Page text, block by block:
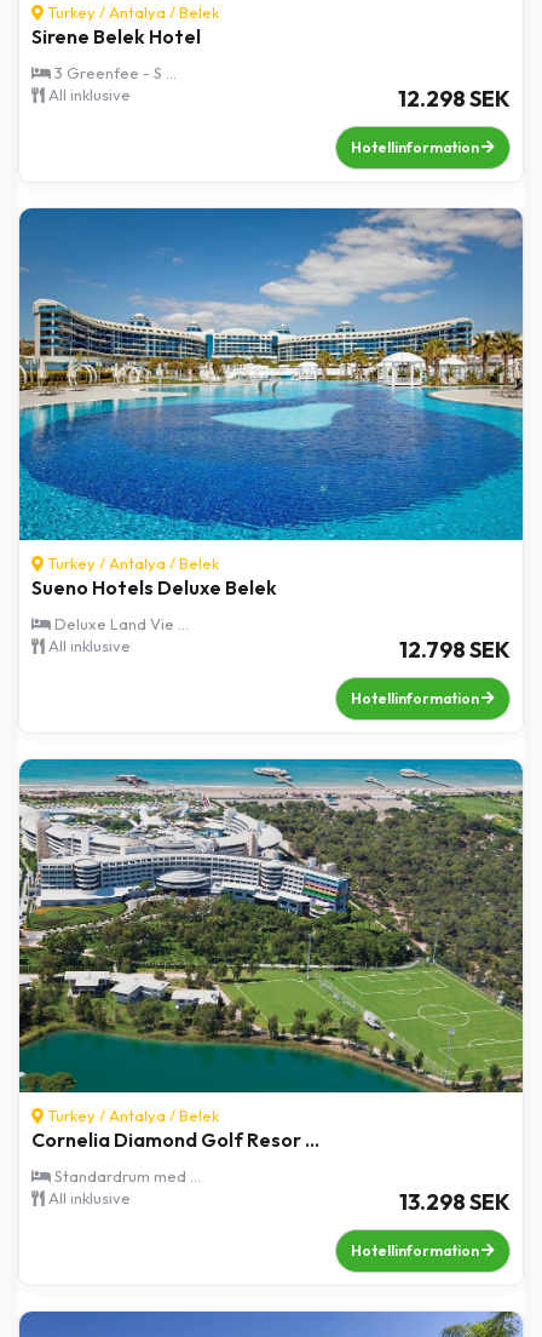
Turkey /Antalya /Belek
Sirene Belek Hotel
3 Greenfee - S ...
All inklusive
12.298 SEK
Hotellinformation
Turkey /Antalya /Belek
Sueno Hotels Deluxe Belek
Deluxe Land Vie ...
All inklusive
12.798 SEK
Hotellinformation
Turkey /Antalya /Belek
Cornelia Diamond Golf Resor ...
Standardrum med ...
All inklusive
13.298 SEK
Hotellinformation